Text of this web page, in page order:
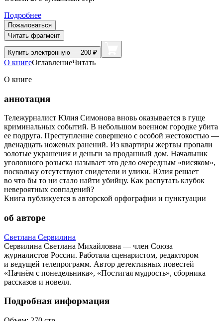
Подробнее
Пожаловаться
Читать фрагмент
Купить электронную — 200 ₽
О книгеОглавлениеЧитать
О книге
аннотация
Тележурналист Юлия Симонова вновь оказывается в гуще
криминальных событий. В небольшом военном городке убита
ее подруга. Преступление совершено с особой жестокостью —
двенадцать ножевых ранений. Из квартиры жертвы пропали
золотые украшения и деньги за проданный дом. Начальник
уголовного розыска называет это дело очередным «висяком»,
поскольку отсутствуют свидетели и улики. Юлия решает
во что бы то ни стало найти убийцу. Как распутать клубок
невероятных совпадений?
Книга публикуется в авторской орфографии и пунктуации
об авторе
Светлана Сервилина
Сервилина Светлана Михайловна — член Союза
журналистов России. Работала сценаристом, редактором
и ведущей телепрограмм. Автор детективных повестей
«Начнём с понедельника», «Постигая мудрость», сборника
рассказов и новелл.
Подробная информация